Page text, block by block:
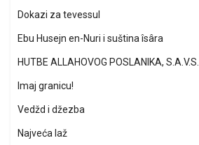
Dokazi za tevessul
Ebu Husejn en-Nuri i suština îsâra
HUTBE ALLAHOVOG POSLANIKA, S.A.V.S.
Imaj granicu!
Vedžd i džezba
Najveća laž